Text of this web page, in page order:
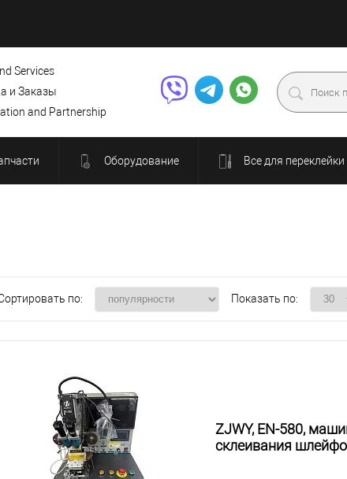
Services
и Заказы
and Partnership
Оборудование Все для переклейки
по: Показать по:
ZJWY, EN-580,
склеивания